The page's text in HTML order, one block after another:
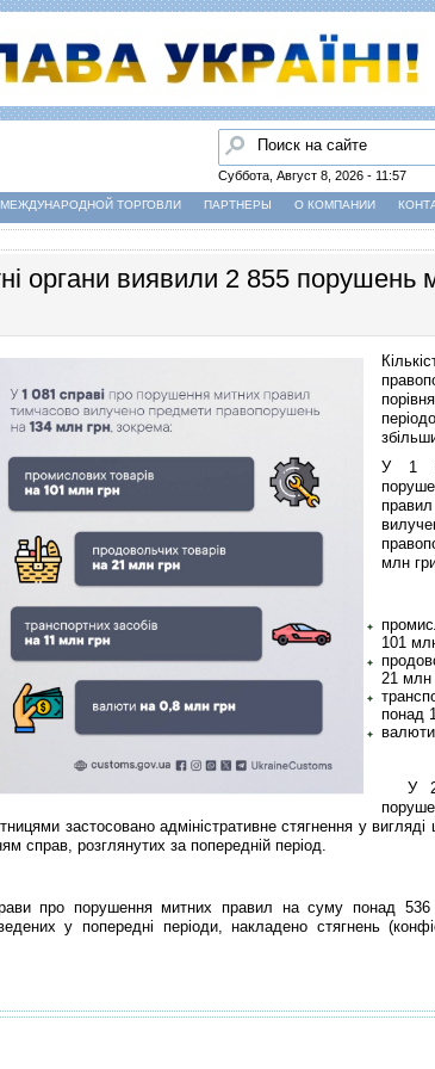
Найти
Суббота, Август 8, 2026 - 11:57
ТОРГОВЛИ ПАРТНЕРЫ О КОМПАНИИ
органи виявили 2 855 порушень
У 1
млн
101
21 млн
понад
У
застосовано адміністративне стягнення у
справ, розглянутих за попередній період.
про порушення митних правил на суму понад
у попередні періоди, накладено стягнень